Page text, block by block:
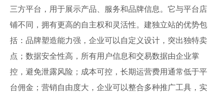
三方平台，用于展示产品、服务和品牌信息。它与平台店
铺不同，拥有更高的自主权和灵活性。建独立站的优势包
括：品牌塑造能力强，企业可以自定义设计，突出独特卖
点；数据安全性高，所有用户信息和交易数据由企业掌
控，避免泄露风险；成本可控，长期运营费用通常低于平
台佣金；营销自由度大，企业可以整合多种推广工具，实